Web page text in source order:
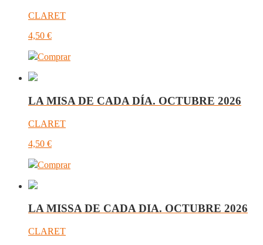
CLARET
4,50 €
Comprar
LA MISA DE CADA DÍA. OCTUBRE 2026
CLARET
4,50 €
Comprar
LA MISSA DE CADA DIA. OCTUBRE 2026
CLARET